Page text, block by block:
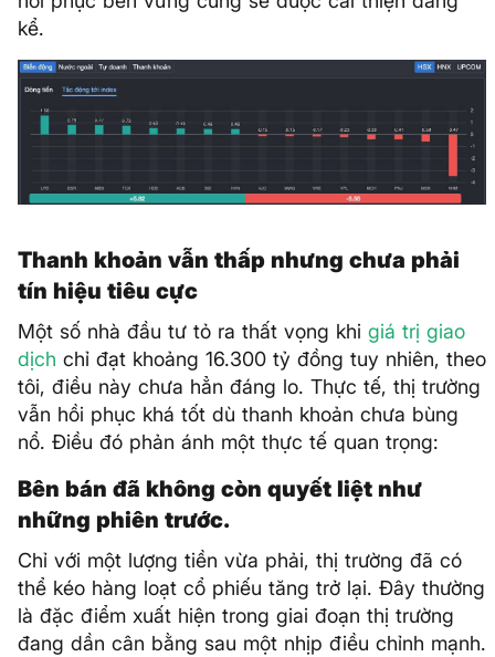
kể.
Thanh khoản vẫn thấp nhưng chưa phải
tín hiệu tiêu cực
Một số nhà đầu tư tỏ ra thất vọng khi giá trị giao
dịch chỉ đạt khoảng 16.300 tỷ đồng tuy nhiên, theo
tôi, điều này chưa hẳn đáng lo. Thực tế, thị trường
vẫn hồi phục khá tốt dù thanh khoản chưa bùng
nổ. Điều đó phản ánh một thực tế quan trọng:
Bên bán đã không còn quyết liệt như
những phiên trước.
Chỉ với một lượng tiền vừa phải, thị trường đã có
thể kéo hàng loạt cổ phiếu tăng trở lại. Đây thường
là đặc điểm xuất hiện trong giai đoạn thị trường
đang dần cân bằng sau một nhịp điều chỉnh mạnh.